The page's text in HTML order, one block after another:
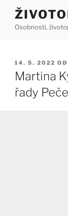
Přejít
obsahuOsobnosti,
PUBLIKOVÁNO
14. 5. 2022 OD
Martina
řady